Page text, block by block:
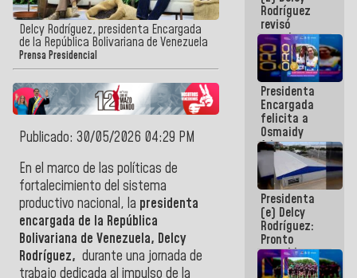
Delcy Rodríguez, presidenta Encargada
de la República Bolivariana de Venezuela
Prensa Presidencial
Publicado: 30/05/2026 04:29 PM
En el marco de las políticas de
fortalecimiento del sistema
productivo nacional, la presidenta
encargada de la República
Bolivariana de Venezuela, Delcy
Rodríguez, durante una jornada de
2026
Rodríguez
revisó
agenda
económica y
ejecución de
fondos de
emergencia
post-sismos
Presidenta
Encargada
felicita a
Osmaidy
Arias y
Giraly
Marcano por
hacer
historia en
los
Centroamericanos
Presidenta
(e) Delcy
Rodríguez:
Pronto
restableceremos
las